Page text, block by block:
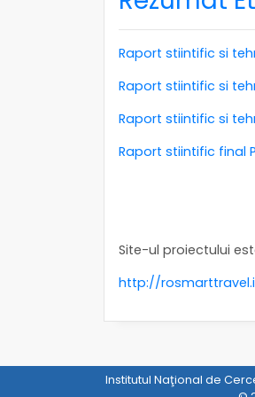
Raport stiintific si
Raport stiintific si
Raport stiintific si
Raport stiintific final
Site-ul proiectului
http://
Institutul Naţional de